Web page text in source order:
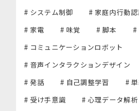
# システム制御
# 家庭内行動
# 家電
# 味覚 # 脚本 #
# コミュニケーションロボット
# 音声インタラクションデザイン
# 発話
# 自己調整学習 #
# 受け手意識
# 心理データ解析